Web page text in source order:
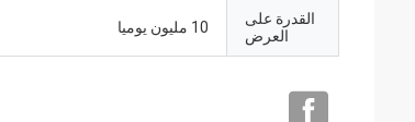
القدرة على
العرض
10 مليون يوميا